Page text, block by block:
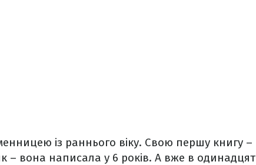
із раннього віку. Свою першу книгу –
– вона написала у 6 років. А вже в